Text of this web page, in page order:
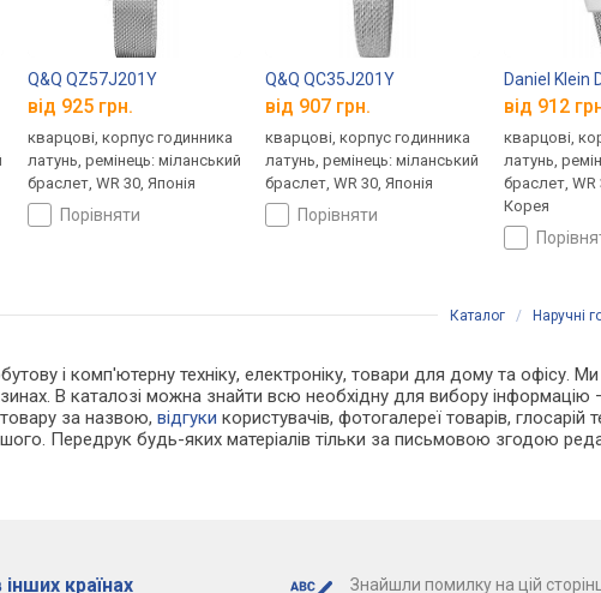
Q&Q QZ57J201Y
від 925 грн.
кварцові, корпус годинника
латунь, ремінець: міланський
браслет, WR 30, Японія
порівняти
Q&Q QC35J201Y
від 907 грн.
кварцові, корпус годинника
латунь, ремінець: міланський
браслет, WR 30, Японія
порівняти
Daniel Klein
від 912
кварцові,
латунь,
браслет, WR
Корея
Каталог / Наручні
і комп'ютерну техніку, електроніку, товари для дому та офісу.
В каталозі можна знайти всю необхідну для вибору
за назвою,відгуки користувачів, фотогалереї товарів, глосарій
Передрук будь-яких матеріалів тільки за письмовою згодою
країнах
Знайшли помилку на цій